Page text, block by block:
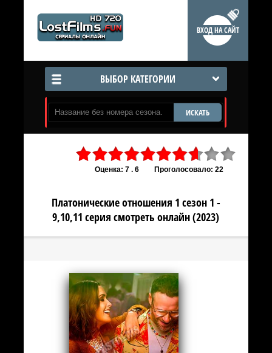
ВХОД НА САЙТ
ВЫБОР КАТЕГОРИИ
ИСКАТЬ
Оценка: 7 . 6 Проголосовало: 22
Платонические отношения 1 сезон 1 -
9,10,11 серия смотреть онлайн (2023)